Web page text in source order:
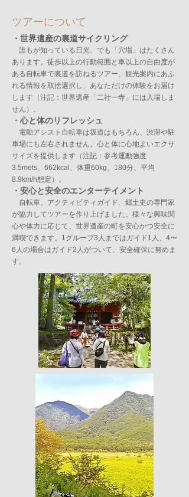
ツアーについて
・世界遺産の裏道サイクリング
誰もが知っている日光、でも「穴場」はたくさん
あります。徒歩以上の行動範囲と車以上の自由度が
ある自転車で裏道を訪ねるツアー。観光案内にあふ
れる情報を取捨選択し、あなただけの体験をお届け
します（注記：世界遺産「二社一寺」には入場しま
せん）。
・心と体のリフレッシュ
電動アシスト自転車は坂道はもちろん、渋滞や駐
車場にも左右されません。心と体に心地よいエクサ
サイズを提供します（注記：参考運動強度
3.5mets、662kcal、体重60kg、180分、平均
8.9km/h想定）。
・安心と安全のエンターテイメント
自転車、アクティビティガイド、郷土史の専門家
が協力してツアーを作り上げました。様々な興味関
心や体力に応じて、世界遺産の町を安心かつ安全に
満喫できます。1グループ3人まではガイド1人、4〜
6人の場合はガイド2人がついて、安全確保に努めま
す。